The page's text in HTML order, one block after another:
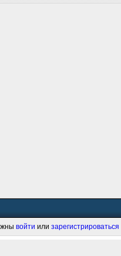
войти или зарегистрироваться